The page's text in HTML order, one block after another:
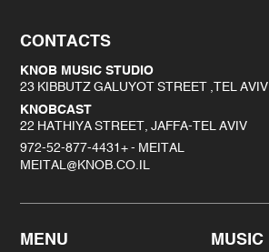
CONTACTS
KNOB MUSIC STUDIO
23 KIBBUTZ GALUYOT STREET ,TEL AVIV
KNOBCAST
22 HATHIYA STREET, JAFFA-TEL AVIV
972-52-877-4431+ - MEITAL
MEITAL@KNOB.CO.IL
MENU MUSIC